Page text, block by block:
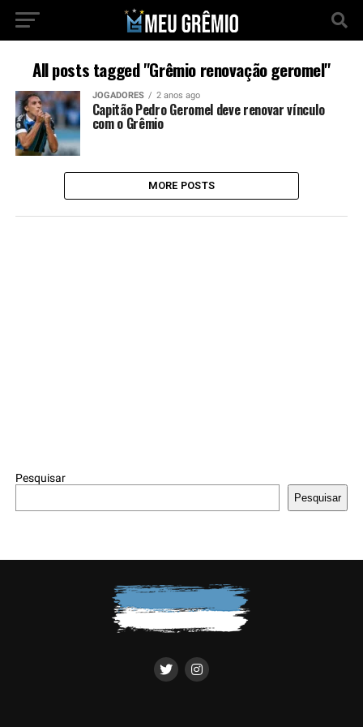
All posts tagged "Grêmio renovação geromel"
JOGADORES 2 anos ago
Capitão Pedro Geromel deve renovar vínculo
com o Grêmio
MORE POSTS
Pesquisar
Pesquisar